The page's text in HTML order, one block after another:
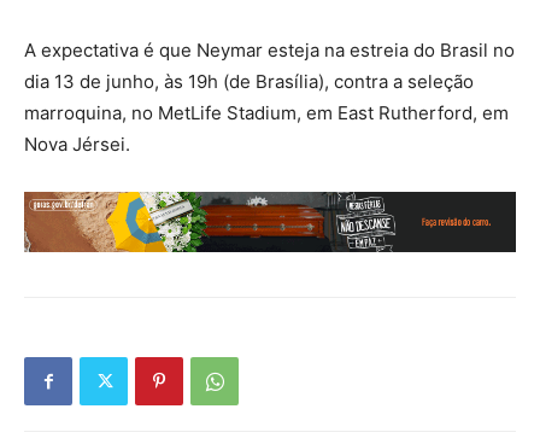
A expectativa é que Neymar esteja na estreia do Brasil no
dia 13 de junho, às 19h (de Brasília), contra a seleção
marroquina, no MetLife Stadium, em East Rutherford, em
Nova Jérsei.